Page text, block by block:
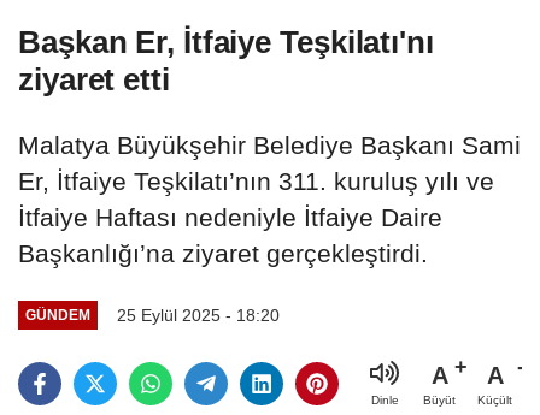
Başkan Er, İtfaiye Teşkilatı'nı
ziyaret etti
Malatya Büyükşehir Belediye Başkanı Sami
Er, İtfaiye Teşkilatı’nın 311. kuruluş yılı ve
İtfaiye Haftası nedeniyle İtfaiye Daire
Başkanlığı’na ziyaret gerçekleştirdi.
GÜNDEM 25 Eylül 2025 - 18:20
Dinle
A
Büyüt
A
Küçült